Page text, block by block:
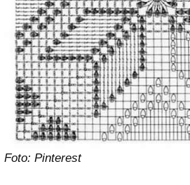
Foto: Pinterest